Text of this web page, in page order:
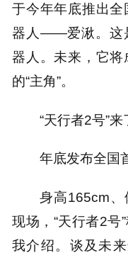
于今年年底推出
器人——爱湫。这
器人。未来，它
的“主角”。
“天行者2号”来
年底发布全国
身高165cm
现场，“天行者2号
我介绍。谈及未